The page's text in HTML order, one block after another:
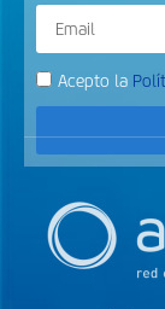
Acepto la